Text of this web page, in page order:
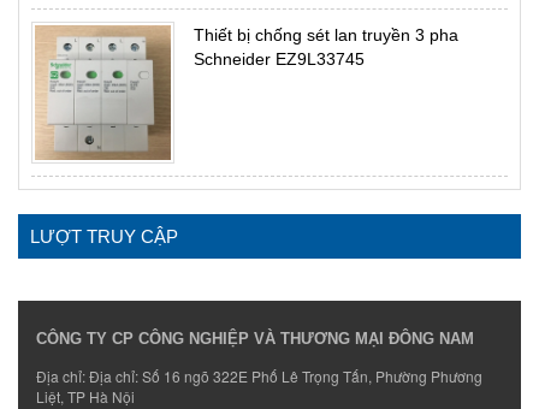
Thiết bị chống sét lan truyền 3 pha
Schneider EZ9L33745
LƯỢT TRUY CẬP
CÔNG TY CP CÔNG NGHIỆP VÀ THƯƠNG MẠI ĐÔNG NAM
Địa chỉ: Địa chỉ: Số 16 ngõ 322E Phố Lê Trọng Tấn, Phường Phương
Liệt, TP Hà Nội